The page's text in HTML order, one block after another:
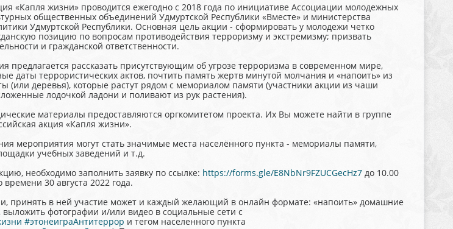
«Капля жизни» проводится ежегодно с 2018 года по инициативе Ассоциации молодежных
общественных объединений Удмуртской Республики «Вместе» и министерства
Удмуртской Республики. Основная цель акции - сформировать у молодежи четко
позицию по вопросам противодействия терроризму и экстремизму; призвать
и гражданской ответственности.
предлагается рассказать присутствующим об угрозе терроризма в современном мире,
даты террористических актов, почтить память жертв минутой молчания и «напоить» из
(или деревья), которые растут рядом с мемориалом памяти (участники акции из чаши
лодочкой ладони и поливают из рук растения).
материалы предоставляются оргкомитетом проекта. Их Вы можете найти в группе
акция «Капля жизни».
мероприятия могут стать значимые места населённого пункта - мемориалы памяти,
учебных заведений и т.д.
необходимо заполнить заявку по ссылке: https://forms.gle/E8NbNr9FZUCGecHz7до 10.00
времени 30 августа 2022 года.
принять в ней участие может и каждый желающий в онлайн формате: «напоить» домашние
выложить фотографии и/или видео в социальные сети с
#этонеиграАнтитеррор и тегом населенного пункта